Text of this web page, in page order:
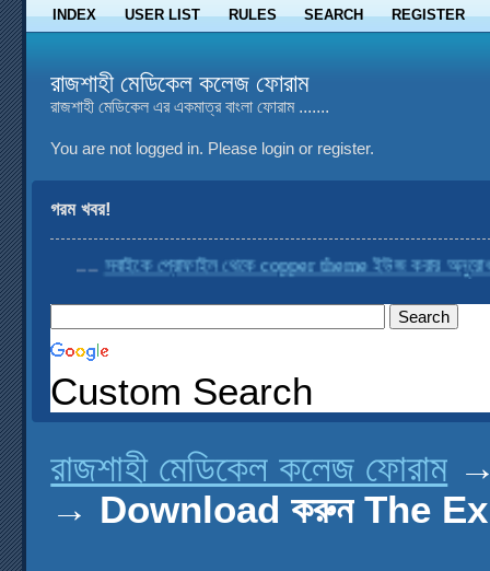
INDEX USER LIST RULES SEARCH REGISTER
রাজশাহী মেডিকেল কলেজ ফোরাম
রাজশাহী মেডিকেল এর একমাত্র বাংলা ফোরাম .......
You are not logged in. Please login or register.
গরম খবর!
সবাইকে প্রোফাইল থেকে copper theme ইউজ করার অনুরোধ করা
Custom Search
রাজশাহী মেডিকেল কলেজ ফোরাম
→ Download করুন The